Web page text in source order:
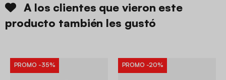
A los clientes que vieron este
producto también les gustó
PROMO -35% PROMO -20%